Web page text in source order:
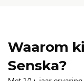
Waarom
Senska?